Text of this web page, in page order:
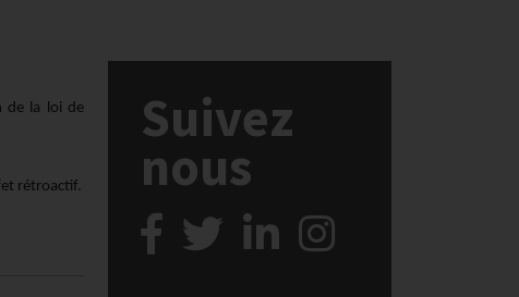
de la loi de
rétroactif.
Suivez
nous